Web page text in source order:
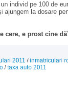
individ pe 100 de
ajungem la dosare
cere, e prost cine
2011 /inmatriculari
/taxa auto 2011